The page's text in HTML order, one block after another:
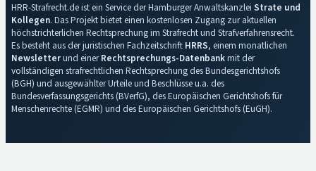
HRR-Strafrecht.de ist ein Service der Hamburger Anwaltskanzlei Strate und
Kollegen. Das Projekt bietet einen kostenlosen Zugang zur aktuellen
höchstrichterlichen Rechtsprechung im Strafrecht und Strafverfahrensrecht.
Es besteht aus der juristischen Fachzeitschrift HRRS, einem monatlichen
Newsletterund einerRechtsprechungs-Datenbankmit der
vollständigen strafrechtlichen Rechtsprechung des Bundesgerichtshofs
(BGH) und ausgewählter Urteile und Beschlüsse u.a. des
Bundesverfassungsgerichts (BVerfG), des Europäischen Gerichtshofs für
Menschenrechte (EGMR) und des Europäischen Gerichtshofs (EuGH).